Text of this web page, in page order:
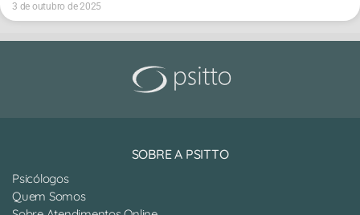
3 de outubro de 2025
SOBRE A PSITTO
Psicólogos
Quem Somos